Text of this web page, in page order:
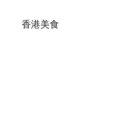
香港美食